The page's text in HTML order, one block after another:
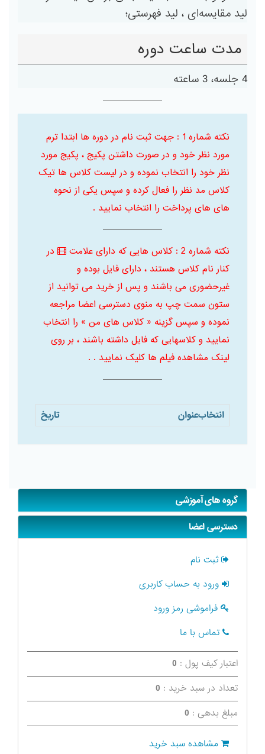
لید مقایسه‌ای ، لید فهرستی؛
مدت ساعت دوره
4 جلسه، 3 ساعته
نکته شماره 1 : جهت ثبت نام در دوره ها ابتدا ترم
مورد نظر خود و در صورت داشتن پکیج ، پکیج مورد
نظر خود را انتخاب نموده و در لیست کلاس ها تیک
کلاس مد نظر را فعال کرده و سپس یکی از نحوه
های های پرداخت را انتخاب نمایید .
نکته شماره 2 : کلاس هایی که دارای علامت
در
کنار نام کلاس هستند ، دارای فایل بوده و
غیرحضوری می باشند و پس از خرید می توانید از
ستون سمت چپ به منوی دسترسی اعضا مراجعه
نموده و سپس گزینه « کلاس های من » را انتخاب
نمایید و کلاسهایی که فایل داشته باشند ، بر روی
لینک مشاهده فیلم ها کلیک نمایید . .
انتخابعنوان تاریخ
گروه های آموزشی
دسترسی اعضا
ثبت نام
ورود به حساب کاربری
فراموشی رمز ورود
تماس با ما
اعتبار کیف پول : 0
تعداد در سبد خرید : 0
مبلغ بدهی : 0
مشاهده سبد خرید